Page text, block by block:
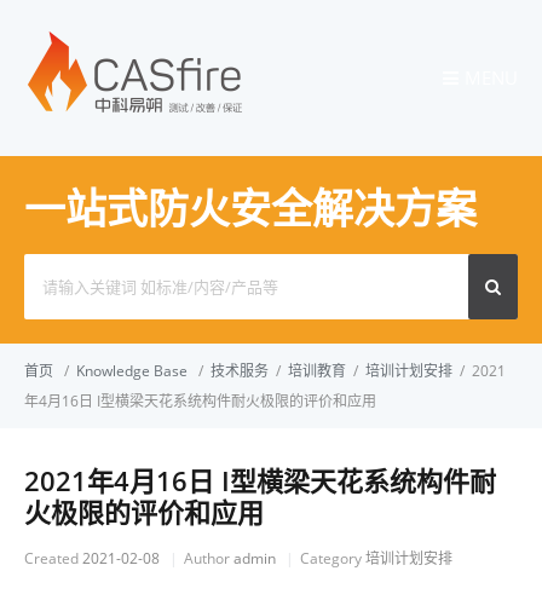
一站式防火安全解决方案
for:
首页 / Knowledge Base / 技术服务 / 培训教育 / 培训计划安排 / 2021
年4月16日 I型横梁天花系统构件耐火极限的评价和应用
2021年4月16日 I型横梁天花系统构件耐
火极限的评价和应用
Created2021-02-08 Authoradmin Category培训计划安排